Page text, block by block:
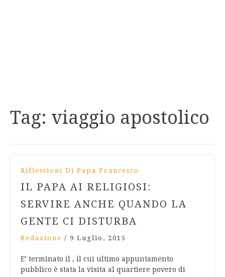
Tag: viaggio apostolico
Riflessioni Di Papa Francesco
IL PAPA AI RELIGIOSI:
SERVIRE ANCHE QUANDO LA
GENTE CI DISTURBA
Redazione / 9 Luglio, 2015
E’ terminato il , il cui ultimo appuntamento
pubblico è stata la visita al quartiere povero di